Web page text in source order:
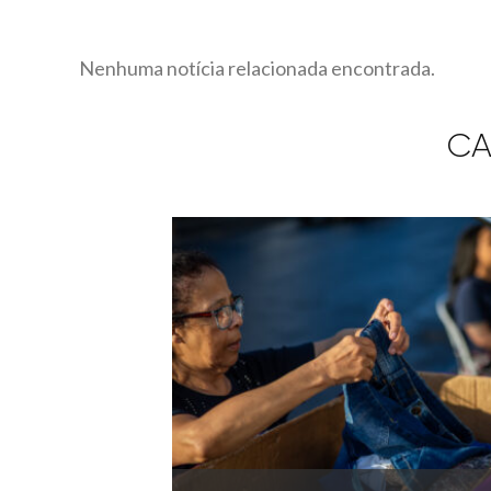
Nenhuma notícia relacionada encontrada.